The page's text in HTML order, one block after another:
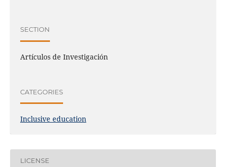
SECTION
Artículos de Investigación
CATEGORIES
Inclusive education
LICENSE